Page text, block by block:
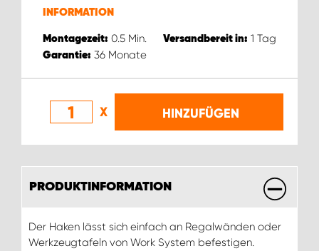
INFORMATION
Montagezeit: 0.5 Min. Versandbereit in: 1 Tag
Garantie: 36 Monate
X HINZUFÜGEN
PRODUKTINFORMATION
Der Haken lässt sich einfach an Regalwänden oder
Werkzeugtafeln von Work System befestigen.